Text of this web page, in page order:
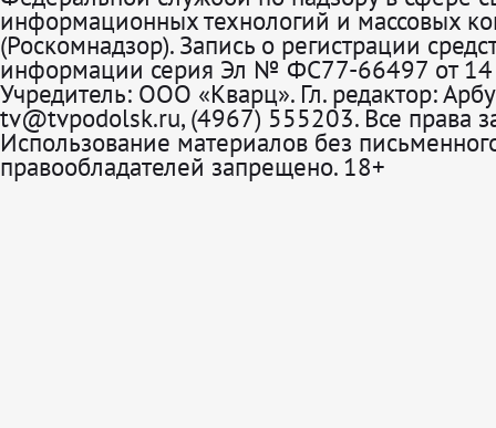
информационных технологий и массовых
(Роскомнадзор). Запись о регистрации
информации серия Эл № ФС77-66497 от 14
Учредитель: ООО «Кварц». Гл. редактор:
tv@tvpodolsk.ru, (4967) 555203. Все права
Использование материалов без
правообладателей запрещено. 18+